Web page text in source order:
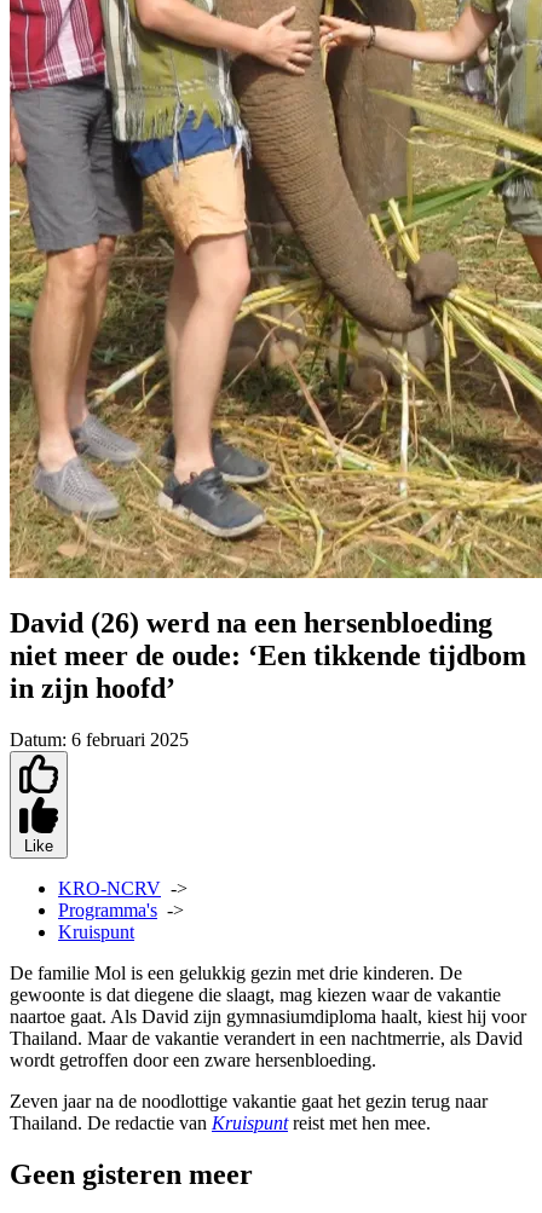
David (26) werd na een hersenbloeding
niet meer de oude: ‘Een tikkende tijdbom
in zijn hoofd’
Datum: 6 februari 2025
Like
KRO-NCRV ->
Programma's ->
Kruispunt
De familie Mol is een gelukkig gezin met drie kinderen. De
gewoonte is dat diegene die slaagt, mag kiezen waar de vakantie
naartoe gaat. Als David zijn gymnasiumdiploma haalt, kiest hij voor
Thailand. Maar de vakantie verandert in een nachtmerrie, als David
wordt getroffen door een zware hersenbloeding.
Zeven jaar na de noodlottige vakantie gaat het gezin terug naar
Thailand. De redactie van Kruispuntreist met hen mee.
Geen gisteren meer